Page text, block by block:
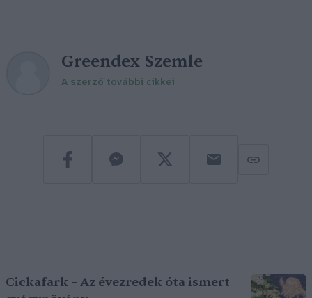
Greendex Szemle
A szerző további cikkei
Cickafark – Az évezredek óta ismert